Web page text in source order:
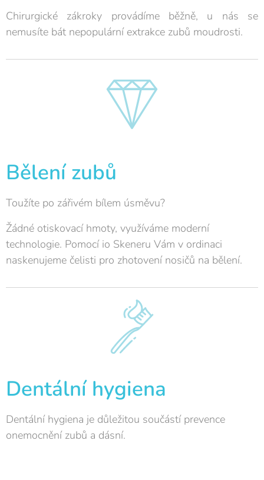
Chirurgické zákroky provádíme běžně, u nás se
nemusíte bát nepopulární extrakce zubů moudrosti.
Bělení zubů
Toužíte po zářivém bílem úsměvu?
Žádné otiskovací hmoty, využíváme moderní
technologie. Pomocí io Skeneru Vám v ordinaci
naskenujeme čelisti pro zhotovení nosičů na bělení.
Dentální hygiena
Dentální hygiena je důležitou součástí prevence
onemocnění zubů a dásní.